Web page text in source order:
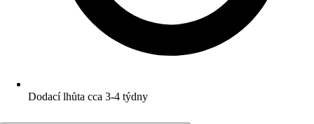
Dodací lhůta cca 3-4 týdny